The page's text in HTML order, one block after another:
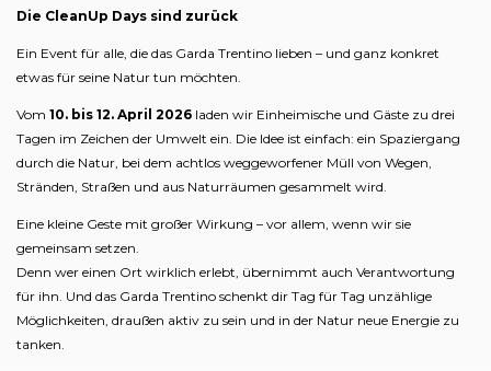
Die CleanUp Days sind zurück
Ein Event für alle, die das Garda Trentino lieben – und ganz konkret
etwas für seine Natur tun möchten.
Vom 10. bis 12. April 2026 laden wir Einheimische und Gäste zu drei
Tagen im Zeichen der Umwelt ein. Die Idee ist einfach: ein Spaziergang
durch die Natur, bei dem achtlos weggeworfener Müll von Wegen,
Stränden, Straßen und aus Naturräumen gesammelt wird.
Eine kleine Geste mit großer Wirkung – vor allem, wenn wir sie
gemeinsam setzen.
Denn wer einen Ort wirklich erlebt, übernimmt auch Verantwortung
für ihn. Und das Garda Trentino schenkt dir Tag für Tag unzählige
Möglichkeiten, draußen aktiv zu sein und in der Natur neue Energie zu
tanken.